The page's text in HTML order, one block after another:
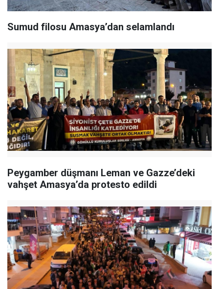
Sumud filosu Amasya’dan selamlandı
Peygamber düşmanı Leman ve Gazze’deki
vahşet Amasya’da protesto edildi